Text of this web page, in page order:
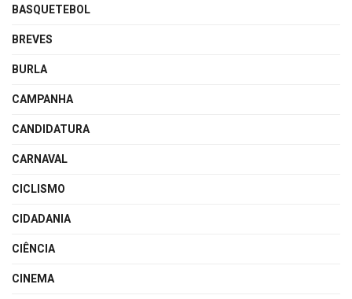
BASQUETEBOL
BREVES
BURLA
CAMPANHA
CANDIDATURA
CARNAVAL
CICLISMO
CIDADANIA
CIÊNCIA
CINEMA